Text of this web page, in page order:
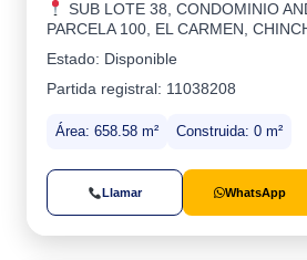
SUB LOTE 38, CONDOMINIO
PARCELA 100, EL CARMEN,
Estado: Disponible
Partida registral: 11038208
Área: 658.58 m² Construida: 0 m²
Llamar WhatsApp